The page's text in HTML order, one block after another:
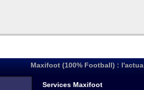
Maxifoot (100% Football) :
Services Maxifoot